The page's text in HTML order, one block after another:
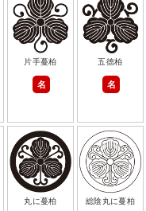
片手蔓柏
名
五徳柏
名
丸に蔓柏 総陰丸に蔓柏